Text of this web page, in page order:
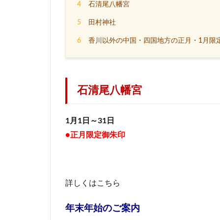
4 石清尾八幡宮
5 田村神社
6 香川以外の中国・四国地方の正月・1月限
石清尾八幡宮
1月1日～31日
●正月限定御朱印
詳しくはこちら
年末年始のご案内